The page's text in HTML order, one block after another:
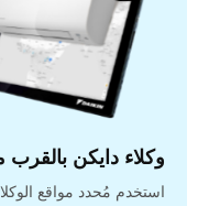
وكلاء دايكن بالقرب
استخدم مُحدد مواقع